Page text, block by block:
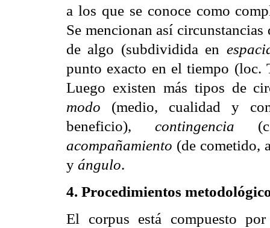
a los que se conoce como
Se mencionan así
de algo (subdividida en
punto exacto en el tiempo (loc.
Luego existen más tipos de
modo (medio, cualidad y
beneficio), contingencia
acompañamiento (de cometido,
y ángulo.
4. Procedimientos
El corpus está compuesto